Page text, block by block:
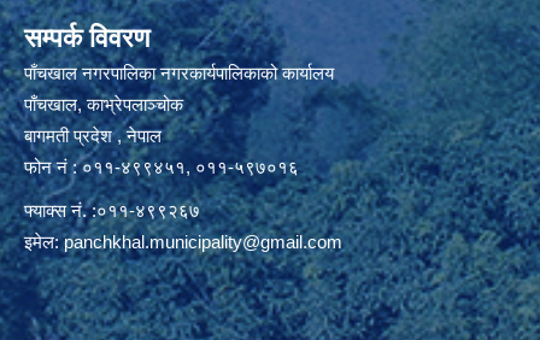
सम्पर्क विवरण
पाँचखाल नगरपालिका नगरकार्यपालिकाको कार्यालय
पाँचखाल, काभ्रेपलाञ्चोक
बागमती प्रदेश , नेपाल
फोन नं : ०११-४९९४५१, ०११-५९७०१६
फ्याक्स नं. :०११-४९९२६७
इमेल:panchkhal.municipality@gmail.com